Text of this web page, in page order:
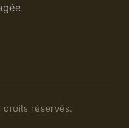
droits réservés.